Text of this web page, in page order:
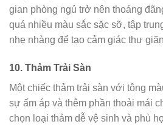
gian phòng ngủ trở nên thoáng
quá nhiều màu sắc sặc sỡ, tập
nhẹ nhàng để tạo cảm giác thư
10. Thảm Trải Sàn
Một chiếc thảm trải sàn với tông
sự ấm áp và thêm phần thoải mái
chọn loại thảm dễ vệ sinh và phù